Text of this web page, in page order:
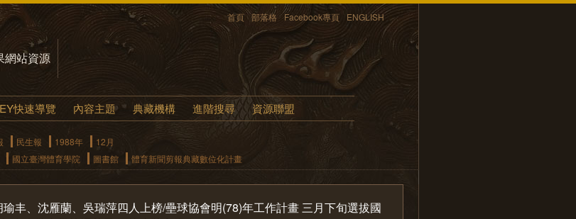
首頁 部落格 Facebook專頁 ENGLISH
網站資源
快速導覽 內容主題 典藏機構 進階搜尋 資源聯盟
民生報 1988年
12月
國立臺灣體育學院 圖書館 體育新聞剪報典藏數位化計畫
丰、沈雁蘭、吳瑞萍四人上榜/壘球協會明(78)年工作計畫 三月下旬選拔國